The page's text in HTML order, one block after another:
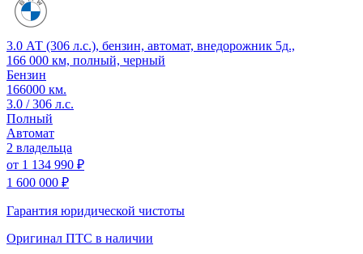
3.0 АТ (306 л.с.), бензин, автомат, внедорожник 5д.,
166 000 км, полный, черный
Бензин
166000 км.
3.0 / 306 л.с.
Полный
Автомат
2 владельца
от 1 134 990 ₽
1 600 000 ₽
Гарантия юридической чистоты
Оригинал ПТС в наличии